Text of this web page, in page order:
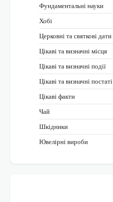
Фундаментальні науки
Хобі
Церковні та святкові дати
Цікаві та визначні місця
Цікаві та визначні події
Цікаві та визначні постаті
Цікаві факти
Чай
Шкідники
Ювелірні вироби